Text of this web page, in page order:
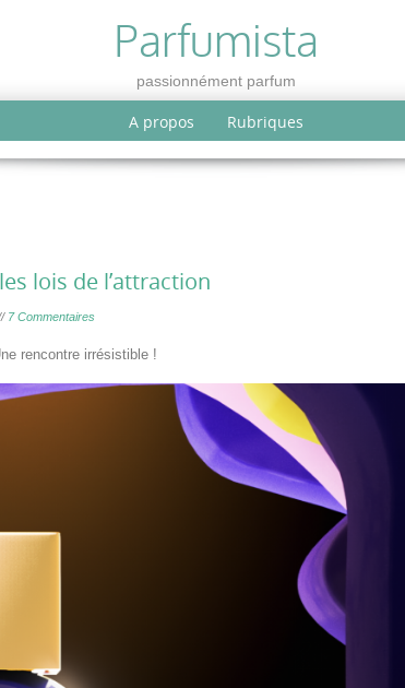
Parfumista
passionnément parfum
A propos Rubriques
lois de l’attraction
7 Commentaires
rencontre irrésistible !